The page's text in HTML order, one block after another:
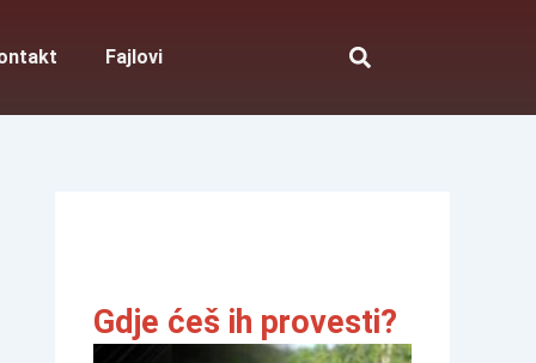
Fajlovi
Gdje ćeš ih provesti?